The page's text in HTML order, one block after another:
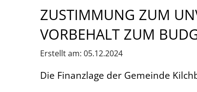
ZUSTIMMUNG ZUM
VORBEHALT ZUM
Erstellt am: 05.12.2024
Die Finanzlage der Gemeinde